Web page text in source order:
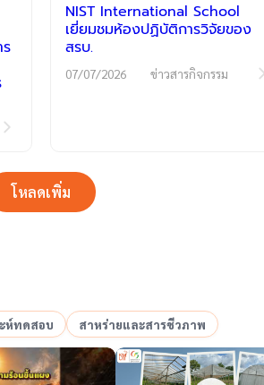
NIST International School
เยี่ยมชมห้องปฏิบัติการวิจัยของ
สรบ.
07/07/2026 ข่าวสารกิจกรรม
โหลดเพิ่ม
ะห์ทดสอบ สาหร่ายและสารชีวภาพ